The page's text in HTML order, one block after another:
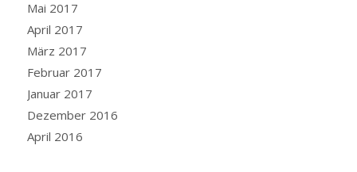
Mai 2017
April 2017
März 2017
Februar 2017
Januar 2017
Dezember 2016
April 2016